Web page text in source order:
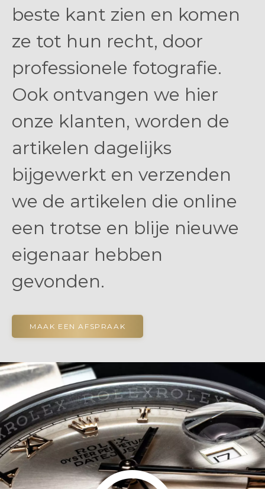
beste kant zien en komen
ze tot hun recht, door
professionele fotografie.
Ook ontvangen we hier
onze klanten, worden de
artikelen dagelijks
bijgewerkt en verzenden
we de artikelen die online
een trotse en blije nieuwe
eigenaar hebben
gevonden.
MAAK EEN AFSPRAAK